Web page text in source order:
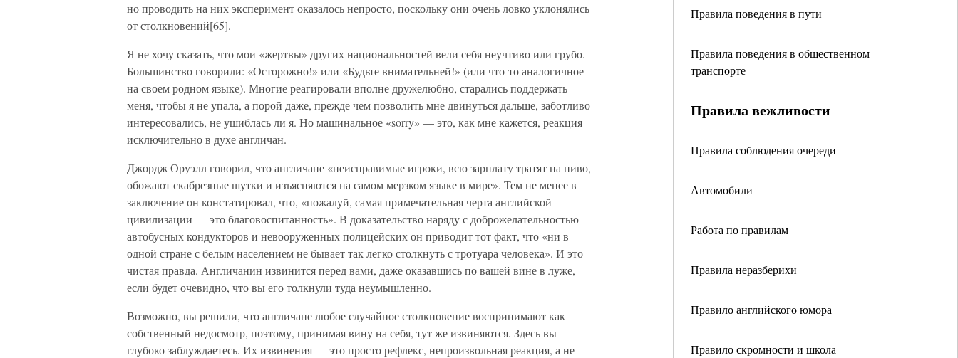
Правила поведения в пути
Правила поведения в общественном
транспорте
Правила вежливости
Правила соблюдения очереди
Автомобили
Работа по правилам
Правила неразберихи
Правило английского юмора
Правило скромности и школа
но проводить на них эксперимент оказалось непросто, поскольку они очень ловко уклонялись
от столкновений[65].
Я не хочу сказать, что мои «жертвы» других национальностей вели себя неучтиво или грубо.
Большинство говорили: «Осторожно!» или «Будьте внимательней!» (или что-то аналогичное
на своем родном языке). Многие реагировали вполне дружелюбно, старались поддержать
меня, чтобы я не упала, а порой даже, прежде чем позволить мне двинуться дальше, заботливо
интересовались, не ушиблась ли я. Но машинальное «sorry» — это, как мне кажется, реакция
исключительно в духе англичан.
Джордж Оруэлл говорил, что англичане «неисправимые игроки, всю зарплату тратят на пиво,
обожают скабрезные шутки и изъясняются на самом мерзком языке в мире». Тем не менее в
заключение он констатировал, что, «пожалуй, самая примечательная черта английской
цивилизации — это благовоспитанность». В доказательство наряду с доброжелательностью
автобусных кондукторов и невооруженных полицейских он приводит тот факт, что «ни в
одной стране с белым населением не бывает так легко столкнуть с тротуара человека». И это
чистая правда. Англичанин извинится перед вами, даже оказавшись по вашей вине в луже,
если будет очевидно, что вы его толкнули туда неумышленно.
Возможно, вы решили, что англичане любое случайное столкновение воспринимают как
собственный недосмотр, поэтому, принимая вину на себя, тут же извиняются. Здесь вы
глубоко заблуждаетесь. Их извинения — это просто рефлекс, непроизвольная реакция, а не